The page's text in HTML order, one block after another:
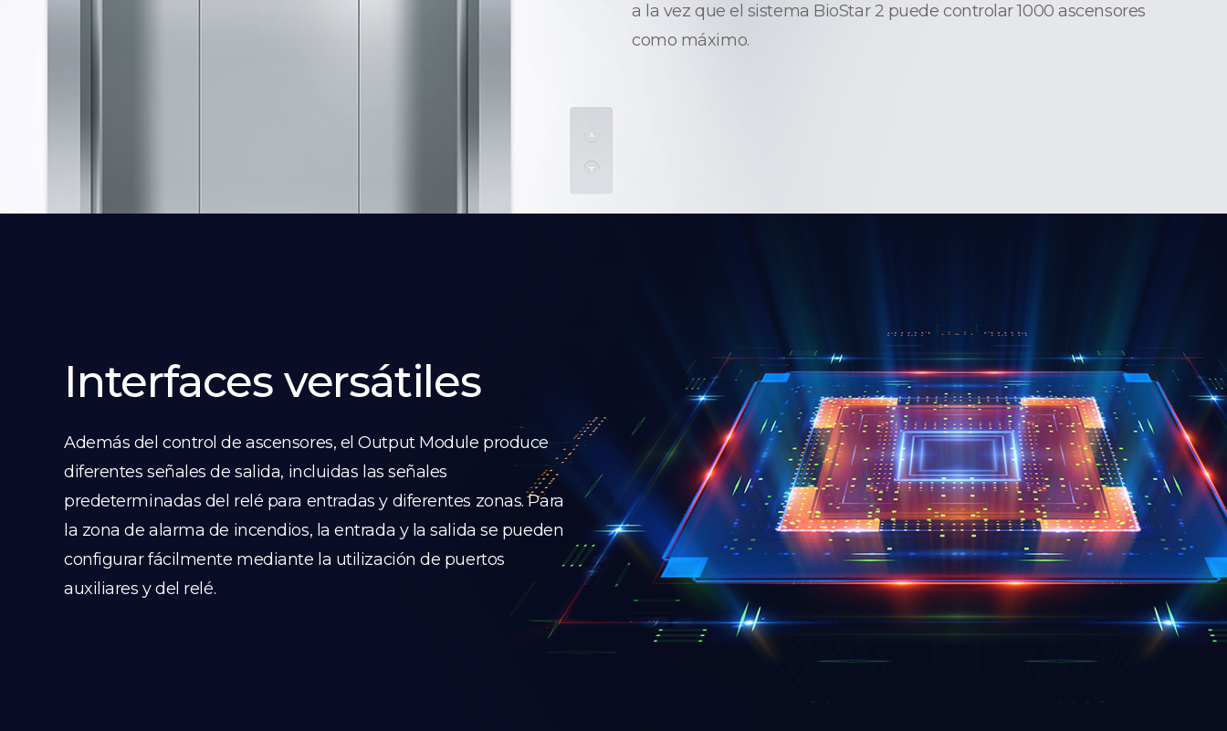
a la vez que el sistema BioStar 2 puede controlar 1000 ascensores
como máximo.
Interfaces versátiles
Además del control de ascensores, el Output Module produce
diferentes señales de salida, incluidas las señales
predeterminadas del relé para entradas y diferentes zonas. Para
la zona de alarma de incendios, la entrada y la salida se pueden
configurar fácilmente mediante la utilización de puertos
auxiliares y del relé.